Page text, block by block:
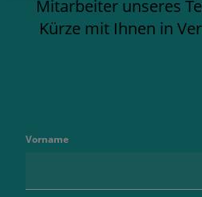
Mitarbeiter unseres
Kürze mit Ihnen in
Vorname